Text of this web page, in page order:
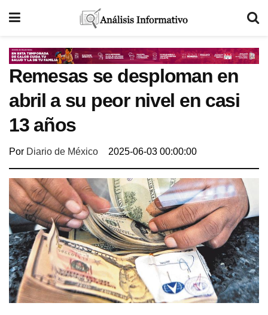
Remesas se desploman en
abril a su peor nivel en casi
13 años
Por Diario de México 2025-06-03 00:00:00